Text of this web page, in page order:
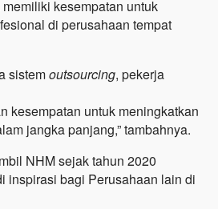
kesempatan untuk
di perusahaan tempat
sistemoutsourcing, pekerja
kesempatan untuk meningkatkan
jangka panjang,” tambahnya.
NHM sejak tahun 2020
inspirasi bagi Perusahaan lain di